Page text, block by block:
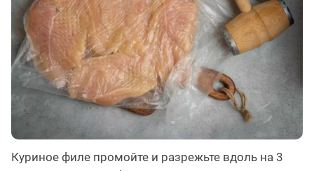
Куриное филе промойте и разрежьте вдоль на 3